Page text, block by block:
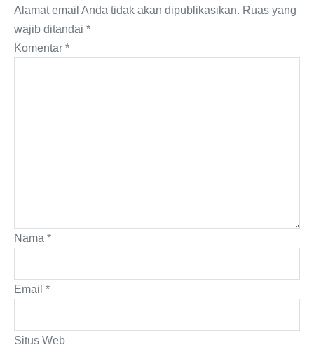
Alamat email Anda tidak akan dipublikasikan. Ruas yang
wajib ditandai *
Komentar *
Nama *
Email *
Situs Web